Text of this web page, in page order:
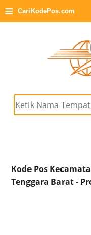
≡ CariKodePos.com
Kode Pos
Tenggara Barat -